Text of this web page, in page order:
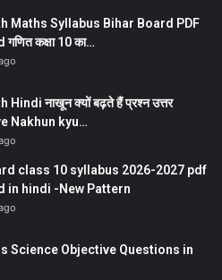
Maths Syllabus Bihar Board PDF
कक्षा 10 का…
Hindi नाखून क्यों बढ़ते हैं प्रश्न उत्तर
Nakhun kyu…
class 10 syllabus 2026-2027 pdf
in hindi -New Pattern
Science Objective Questions in